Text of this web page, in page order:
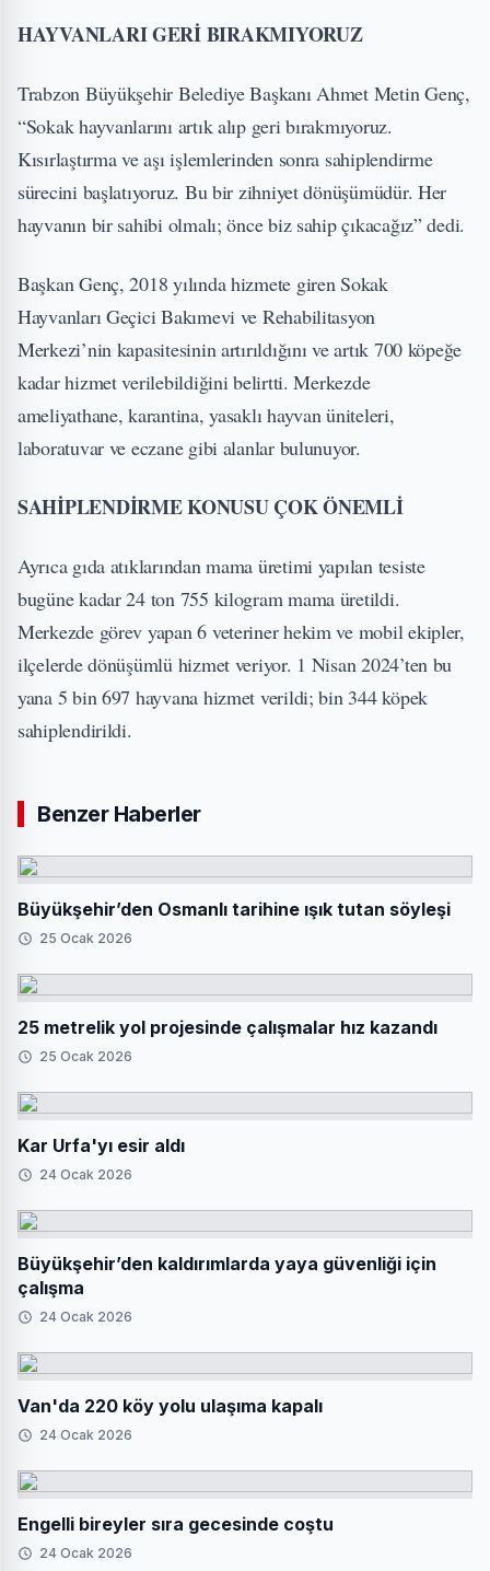
HAYVANLARI GERİ BIRAKMIYORUZ
Trabzon Büyükşehir Belediye Başkanı Ahmet Metin Genç,
“Sokak hayvanlarını artık alıp geri bırakmıyoruz.
Kısırlaştırma ve aşı işlemlerinden sonra sahiplendirme
sürecini başlatıyoruz. Bu bir zihniyet dönüşümüdür. Her
hayvanın bir sahibi olmalı; önce biz sahip çıkacağız” dedi.
Başkan Genç, 2018 yılında hizmete giren Sokak
Hayvanları Geçici Bakımevi ve Rehabilitasyon
Merkezi’nin kapasitesinin artırıldığını ve artık 700 köpeğe
kadar hizmet verilebildiğini belirtti. Merkezde
ameliyathane, karantina, yasaklı hayvan üniteleri,
laboratuvar ve eczane gibi alanlar bulunuyor.
SAHİPLENDİRME KONUSU ÇOK ÖNEMLİ
Ayrıca gıda atıklarından mama üretimi yapılan tesiste
bugüne kadar 24 ton 755 kilogram mama üretildi.
Merkezde görev yapan 6 veteriner hekim ve mobil ekipler,
ilçelerde dönüşümlü hizmet veriyor. 1 Nisan 2024’ten bu
yana 5 bin 697 hayvana hizmet verildi; bin 344 köpek
sahiplendirildi.
Benzer Haberler
Büyükşehir’den Osmanlı tarihine ışık tutan söyleşi
25 Ocak 2026
25 metrelik yol projesinde çalışmalar hız kazandı
25 Ocak 2026
Kar Urfa'yı esir aldı
24 Ocak 2026
Büyükşehir’den kaldırımlarda yaya güvenliği için
çalışma
24 Ocak 2026
Van'da 220 köy yolu ulaşıma kapalı
24 Ocak 2026
Engelli bireyler sıra gecesinde coştu
24 Ocak 2026